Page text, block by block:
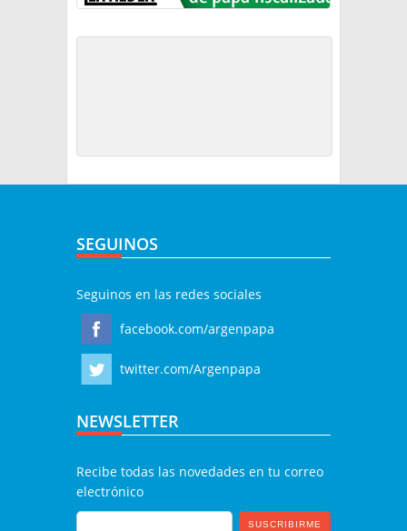
SEGUINOS
Seguinos en las redes sociales
facebook.com/argenpapa
twitter.com/Argenpapa
NEWSLETTER
Recibe todas las novedades en tu correo
electrónico